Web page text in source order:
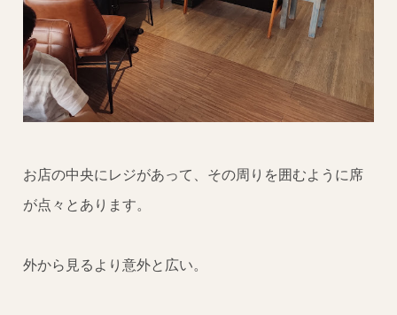
お店の中央にレジがあって、その周りを囲むように席
が点々とあります。
外から見るより意外と広い。